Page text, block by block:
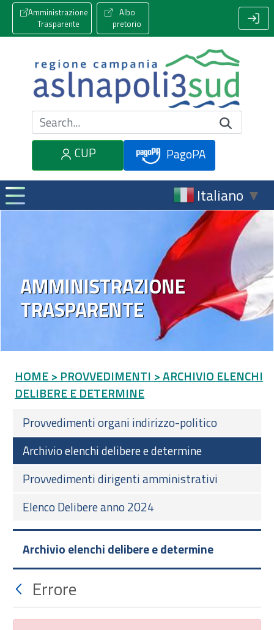
Amministrazione
Trasparente
Albo
pretorio
Cerca nel sito
CUP
PagoPA
Italiano ▼
AMMINISTRAZIONE
TRASPARENTE
HOME > PROVVEDIMENTI > ARCHIVIO ELENCHI
DELIBERE E DETERMINE
Provvedimenti organi indirizzo-politico
Archivio elenchi delibere e determine
Provvedimenti dirigenti amministrativi
Elenco Delibere anno 2024
Archivio elenchi delibere e determine
Errore